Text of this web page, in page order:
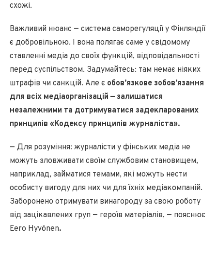
схожі.
Важливий нюанс — система саморегуляції у Фінляндії
є добровільною. І вона полягає саме у свідомому
ставленні медіа до своїх функцій, відповідальності
перед суспільством. Задумайтесь: там немає ніяких
штрафів чи санкцій. Але є обов’язкове зобов’язання
для всіх медіаорганізацій — залишатися
незалежними та дотримуватися задекларованих
принципів «Кодексу принципів журналіста».
— Для розуміння: журналісти у фінських медіа не
можуть зловживати своїм службовим становищем,
наприклад, займатися темами, які можуть нести
особисту вигоду для них чи для їхніх медіакомпаній.
Заборонено отримувати винагороду за свою роботу
від зацікавлених груп — героїв матеріалів, — пояснює
Eero Hyvönen.